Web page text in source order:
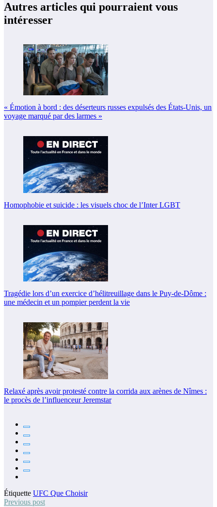
Autres articles qui pourraient vous
intéresser
« Émotion à bord : des déserteurs russes expulsés des États-Unis, un
voyage marqué par des larmes »
Homophobie et suicide : les visuels choc de l’Inter LGBT
Tragédie lors d’un exercice d’hélitreuillage dans le Puy-de-Dôme :
une médecin et un pompier perdent la vie
Relaxé après avoir protesté contre la corrida aux arènes de Nîmes :
le procès de l’influenceur Jeremstar
Étiquette UFC Que Choisir
Previous post